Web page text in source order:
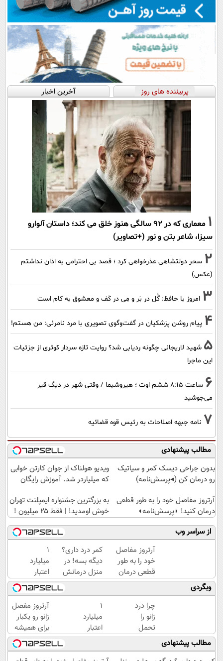
پربیننده های روز آخرین اخبار
1
معماری که در 92 سالگی هنوز خلق می کند؛ داستان آلوارو
سیزا، شاعر بتن و نور (+تصاویر)
2 سحر دولتشاهی عذرخواهی کرد ؛ قصد بی احترامی به اذان نداشتم
(عکس)
3 امروز با حافظ: گُل در بَر و مِی در کَف و معشوق به کام است
4 پیام روشن پزشکیان در گفت‌و‌گوی تصویری با مرد نامرئی: من هستم!
5 شهید لاریجانی چگونه ردیابی شد؟ روایت تازه سردار کوثری از جزئیات
این ماجرا
6
ساعت ۸:۱۵ ششم اوت ؛ هیروشیما / وقتی شهر در دیگ قیر
می‌جوشید
7 نامه جبهه اصلاحات به رئیس قوه قضائیه
مطالب پیشنهادی
بدون جراحی دیسک کمر و سیاتیک
رو درمان کن (◂پرسش‌نامه)
ویدیو هولناک از جوان کارتن خوابی
که میلیاردر شد. آموزش رایگان
آرتروز مفاصل خود را به طور قطعی
درمان کنید! ◗پرسش‌نامه◖
به بزرگترین جشنواره ایمپلنت تهران
خوش اومدید! | فقط ۲۵ میلیون !
از سراسر وب
آرتروز مفاصل
خود را به طور
قطعی درمان
کنید!
◗پرسش‌نامه◖
کمر درد داری؟
دیگه بسه! در
منزل درمانش
کن
(◀پرسش‌نامه)
۱
میلیارد
اعتبار
خرید
طلا |
بدون
ضامن
و چک
وبگردی
چرا درد
زانو را
تحمل
می‌کنی؟
خیلی
۱
میلیارد
اعتبار
خرید
طلا |
آرتروز مفصل
زانو رو یکبار
برای همیشه
درمان کن!
◗پرسش‌نامه◖
مطالب پیشنهادی